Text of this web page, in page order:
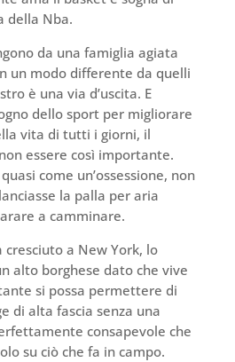
della Nba.
da una famiglia agiata
un modo differente da quelli
è una via d’uscita. E
dello sport per migliorare
vita di tutti i giorni, il
essere così importante.
come un’ossessione, non
la palla per aria
a camminare.
a New York, lo
alto borghese dato che vive
si possa permettere di
di alta fascia senza una
consapevole che
su ciò che fa in campo.